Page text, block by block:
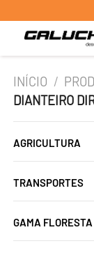
INÍCIO /
DIANTEIRO
AGRICULTURA
TRANSPORTES
GAMA FLORESTA